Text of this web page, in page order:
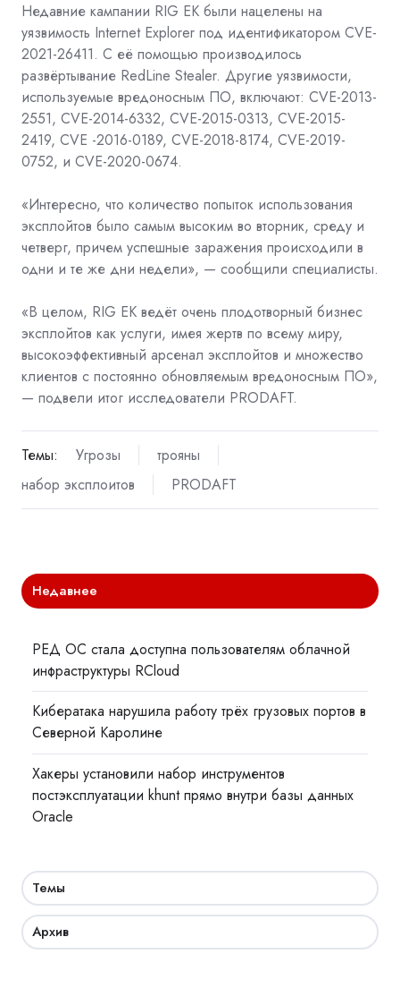
Недавние кампании RIG EK были нацелены на
уязвимость Internet Explorer под идентификатором CVE-
2021-26411. С её помощью производилось
развёртывание RedLine Stealer. Другие уязвимости,
используемые вредоносным ПО, включают: CVE-2013-
2551, CVE-2014-6332, CVE-2015-0313, CVE-2015-
2419, CVE -2016-0189, CVE-2018-8174, CVE-2019-
0752, и CVE-2020-0674.
«Интересно, что количество попыток использования
эксплойтов было самым высоким во вторник, среду и
четверг, причем успешные заражения происходили в
одни и те же дни недели», — сообщили специалисты.
«В целом, RIG EK ведёт очень плодотворный бизнес
эксплойтов как услуги, имея жертв по всему миру,
высокоэффективный арсенал эксплойтов и множество
клиентов с постоянно обновляемым вредоносным ПО»,
— подвели итог исследователи PRODAFT.
Темы: Угрозы
трояны
набор эксплоитов
PRODAFT
Недавнее
РЕД ОС стала доступна пользователям облачной
инфраструктуры RCloud
Кибератака нарушила работу трёх грузовых портов в
Северной Каролине
Хакеры установили набор инструментов
постэксплуатации khunt прямо внутри базы данных
Oracle
Темы
Архив